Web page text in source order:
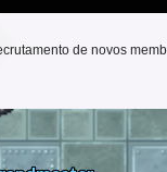
de novos